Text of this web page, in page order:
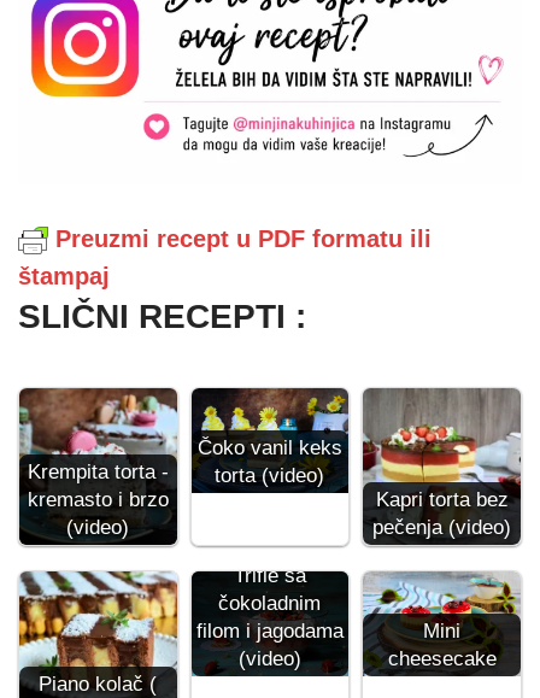
Preuzmi recept u PDF formatu ili
štampaj
SLIČNI RECEPTI :
Krempita torta -
kremasto i brzo
(video)
Čoko vanil keks
torta (video)
Kapri torta bez
pečenja (video)
Piano kolač (
Trifle sa
čokoladnim
filom i jagodama
(video)
Mini
cheesecake